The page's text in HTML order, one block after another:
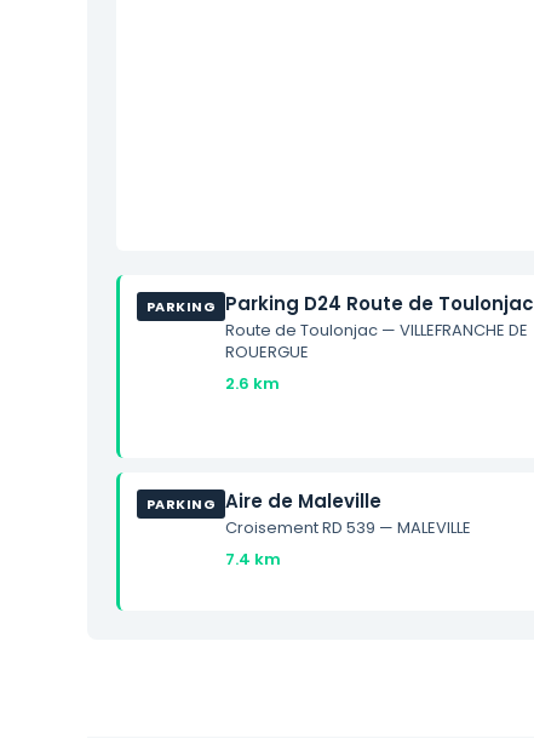
PARKING Parking D24 Route de Toulonjac
Route de Toulonjac — VILLEFRANCHE DE
ROUERGUE
2.6 km
PARKING Aire de Maleville
Croisement RD 539 — MALEVILLE
7.4 km